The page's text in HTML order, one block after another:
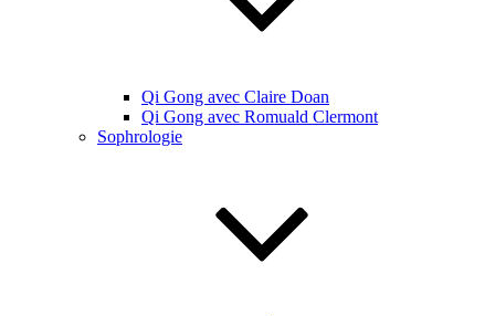
Qi Gong avec Claire Doan
Qi Gong avec Romuald Clermont
Sophrologie